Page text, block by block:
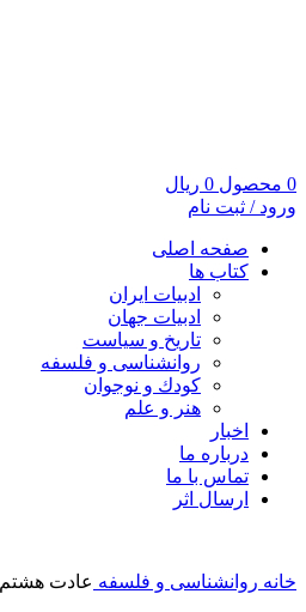
0 محصول 0 ریال
ورود / ثبت نام
صفحه اصلی
کتاب ها
ادبیات ایران
ادبیات جهان
تاریخ و سیاست
روانشناسی و فلسفه
کودك و نوجوان
هنر و علم
اخبار
درباره ما
تماس با ما
ارسال اثر
خانه روانشناسی و فلسفه عادت هشتم